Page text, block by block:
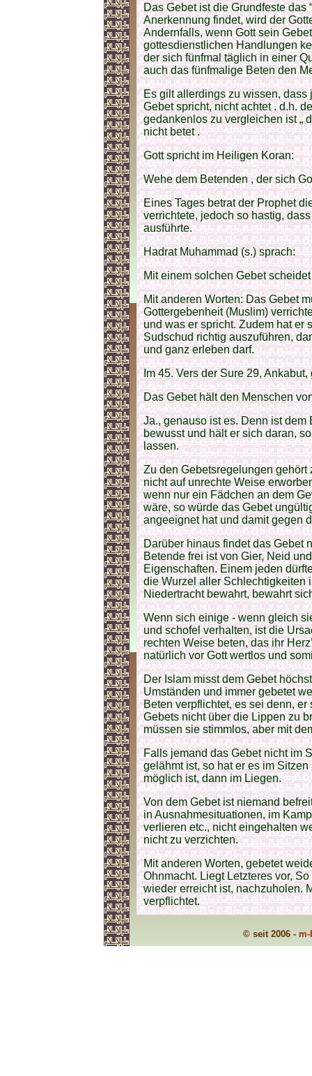
Das Gebet ist die Grundfeste das
Anerkennung findet, wird der
Andernfalls, wenn Gott sein
gottesdienstlichen Handlungen
der sich fünfmal täglich in einer
auch das fünfmalige Beten den
Es gilt allerdings zu wissen, dass
Gebet spricht, nicht achtet . d.h.
gedankenlos zu vergleichen ist „
nicht betet .
Gott spricht im Heiligen Koran:
Wehe dem Betenden , der sich
Eines Tages betrat der Prophet
verrichtete, jedoch so hastig,
ausführte.
Hadrat Muhammad (s.) sprach:
Mit einem solchen Gebet
Mit anderen Worten: Das Gebet
Gottergebenheit (Muslim)
und was er spricht. Zudem hat er
Sudschud richtig auszuführen,
und ganz erleben darf.
Im 45. Vers der Sure 29,
Das Gebet hält den Menschen
Ja., genauso ist es. Denn ist dem
bewusst und hält er sich daran,
lassen.
Zu den Gebetsregelungen
nicht auf unrechte Weise
wenn nur ein Fädchen an dem
wäre, so würde das Gebet
angeeignet hat und damit gegen
Darüber hinaus findet das Gebet
Betende frei ist von Gier, Neid
Eigenschaften. Einem jeden
die Wurzel aller Schlechtigkeiten
Niedertracht bewahrt, bewahrt
Wenn sich einige - wenn gleich
und schofel verhalten, ist die
rechten Weise beten, das ihr
natürlich vor Gott wertlos und
Der Islam misst dem Gebet
Umständen und immer gebetet
Beten verpflichtet, es sei denn,
Gebets nicht über die Lippen zu
müssen sie stimmlos, aber mit
Falls jemand das Gebet nicht im
gelähmt ist, so hat er es im
möglich ist, dann im Liegen.
Von dem Gebet ist niemand
in Ausnahmesituationen, im
verlieren etc., nicht eingehalten
nicht zu verzichten.
Mit anderen Worten, gebetet
Ohnmacht. Liegt Letzteres vor,
wieder erreicht ist, nachzuholen.
verpflichtet.
© seit 2006 -